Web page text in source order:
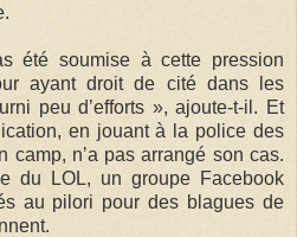
été soumise à cette pression
ayant droit de cité dans les
peu d’efforts », ajoute-t-il. Et
en jouant à la police des
camp, n’a pas arrangé son cas.
du LOL, un groupe Facebook
au pilori pour des blagues de